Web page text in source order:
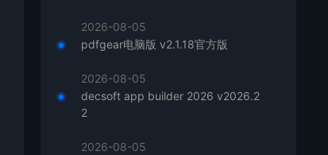
2026-08-05
pdfgear电脑版 v2.1.18官方版
2026-08-05
decsoft app builder 2026 v2026.2
2
2026-08-05